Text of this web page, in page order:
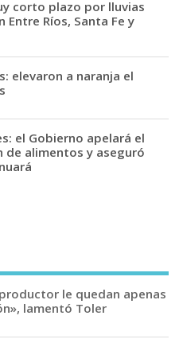
corto plazo por lluvias
Entre Ríos, Santa Fe y
elevaron a naranja el
el Gobierno apelará el
alimentos y aseguró
le quedan apenas
lamentó Toler